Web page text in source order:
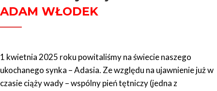
ADAM WŁODEK
1 kwietnia 2025 roku powitaliśmy na świecie naszego
ukochanego synka – Adasia. Ze względu na ujawnienie już w
czasie ciąży wady – wspólny pień tętniczy (jedna z